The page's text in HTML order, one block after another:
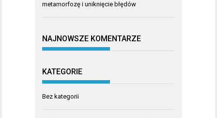
metamorfozę i uniknięcie błędów
NAJNOWSZE KOMENTARZE
KATEGORIE
Bez kategorii